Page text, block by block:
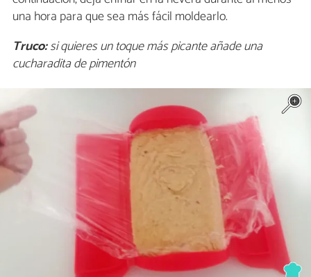
una hora para que sea más fácil moldearlo.
Truco:si quieres un toque más picante añade una
cucharadita de pimentón